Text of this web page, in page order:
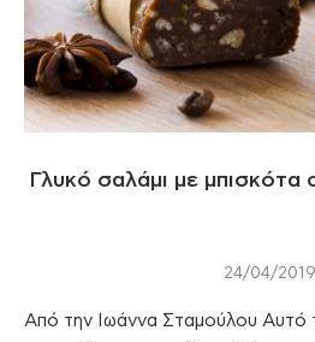
Γλυκό σαλάμι με
24/04/2019
Από την Ιωάννα Σταμούλου Αυτό